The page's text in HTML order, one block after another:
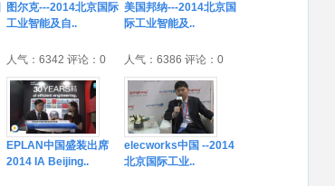
图尔克---2014北京国际
工业智能及自..
人气：6342 评论：0
美国邦纳---2014北京国
际工业智能及..
人气：6386 评论：0
EPLAN中国盛装出席
2014 IA Beijing..
elecworks中国 --2014
北京国际工业..